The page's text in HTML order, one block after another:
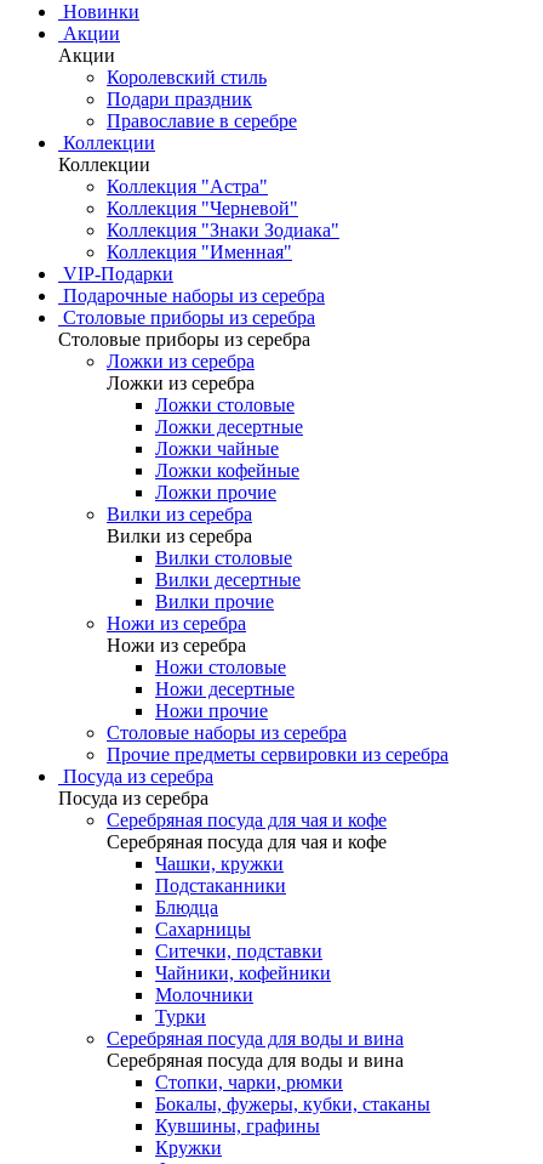
Новинки
Акции
Акции
Королевский стиль
Подари праздник
Православие в серебре
Коллекции
Коллекции
Коллекция "Астра"
Коллекция "Черневой"
Коллекция "Знаки Зодиака"
Коллекция "Именная"
VIP-Подарки
Подарочные наборы из серебра
Столовые приборы из серебра
Столовые приборы из серебра
Ложки из серебра
Ложки из серебра
Ложки столовые
Ложки десертные
Ложки чайные
Ложки кофейные
Ложки прочие
Вилки из серебра
Вилки из серебра
Вилки столовые
Вилки десертные
Вилки прочие
Ножи из серебра
Ножи из серебра
Ножи столовые
Ножи десертные
Ножи прочие
Столовые наборы из серебра
Прочие предметы сервировки из серебра
Посуда из серебра
Посуда из серебра
Серебряная посуда для чая и кофе
Серебряная посуда для чая и кофе
Чашки, кружки
Подстаканники
Блюдца
Сахарницы
Ситечки, подставки
Чайники, кофейники
Молочники
Турки
Серебряная посуда для воды и вина
Серебряная посуда для воды и вина
Стопки, чарки, рюмки
Бокалы, фужеры, кубки, стаканы
Кувшины, графины
Кружки